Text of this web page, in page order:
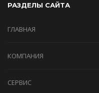
РАЗДЕЛЫ САЙТА
ГЛАВНАЯ
КОМПАНИЯ
СЕРВИС